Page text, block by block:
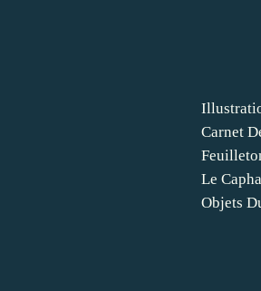
Carnet
Le
Objets